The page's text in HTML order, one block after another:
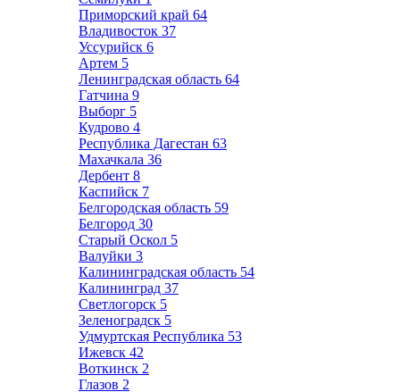
Приморский край 64
Владивосток 37
Уссурийск 6
Артем 5
Ленинградская область 64
Гатчина 9
Выборг 5
Кудрово 4
Республика Дагестан 63
Махачкала 36
Дербент 8
Каспийск 7
Белгородская область 59
Белгород 30
Старый Оскол 5
Валуйки 3
Калининградская область 54
Калининград 37
Светлогорск 5
Зеленоградск 5
Удмуртская Республика 53
Ижевск 42
Воткинск 2
Глазов 2